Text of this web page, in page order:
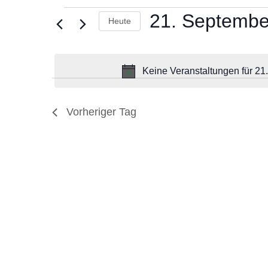
Keine Veranstaltungen für
Heute 21.
Vorheriger Tag